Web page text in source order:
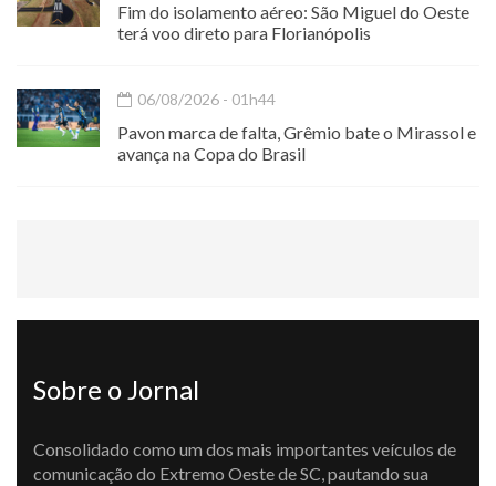
Fim do isolamento aéreo: São Miguel do Oeste
terá voo direto para Florianópolis
06/08/2026 - 01h44
Pavon marca de falta, Grêmio bate o Mirassol e
avança na Copa do Brasil
Sobre o Jornal
Consolidado como um dos mais importantes veículos de
comunicação do Extremo Oeste de SC, pautando sua